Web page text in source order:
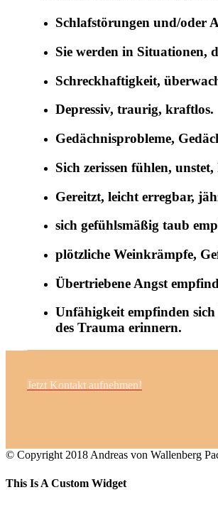
Schlafstörungen und/oder
Sie werden in Situationen,
Schreckhaftigkeit,
Depressiv, traurig, kraftlos.
Gedächnisprobleme,
Sich zerissen fühlen,
Gereitzt, leicht erregbar,
sich gefühlsmäßig taub
plötzliche Weinkrämpfe,
Übertriebene Angst
Unfähigkeit empfinden sich
des Trauma erinnern.
Jetzt Kontakt aufnehmen!
© Copyright 2018 Andreas von Wallenberg
Toggle
This Is A Custom Widget